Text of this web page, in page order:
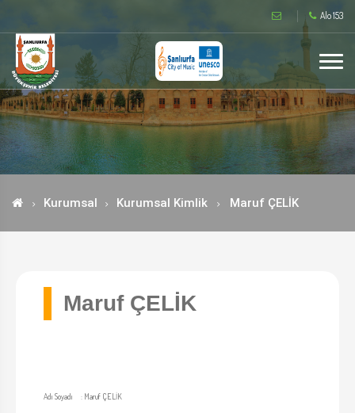
Alo 153
Kurumsal Kurumsal Kimlik Maruf ÇELİK
Maruf ÇELİK
Adı Soyadı : Maruf ÇELİK